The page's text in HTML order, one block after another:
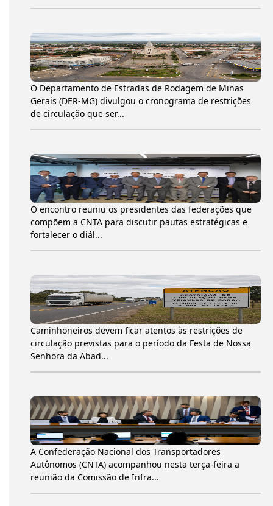
O Departamento de Estradas de Rodagem de Minas
Gerais (DER-MG) divulgou o cronograma de restrições
de circulação que ser...
O encontro reuniu os presidentes das federações que
compõem a CNTA para discutir pautas estratégicas e
fortalecer o diál...
Caminhoneiros devem ficar atentos às restrições de
circulação previstas para o período da Festa de Nossa
Senhora da Abad...
A Confederação Nacional dos Transportadores
Autônomos (CNTA) acompanhou nesta terça-feira a
reunião da Comissão de Infra...